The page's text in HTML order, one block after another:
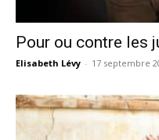
Pour ou contre les
Elisabeth Lévy - 17 septembre